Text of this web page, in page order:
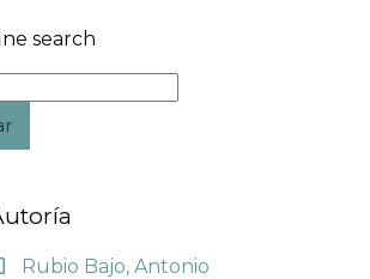
search
Rubio Bajo, Antonio